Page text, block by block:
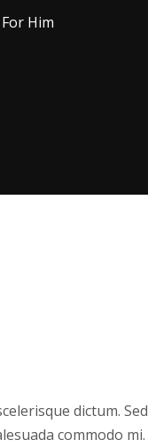
For Him
dictum. Sed
commodo mi.